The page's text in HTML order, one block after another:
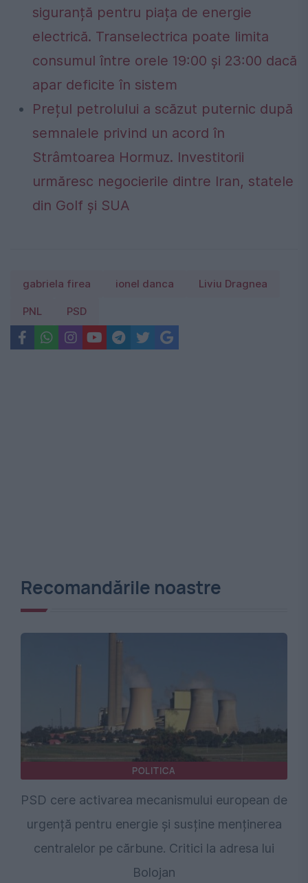
siguranță pentru piața de energie
electrică. Transelectrica poate limita
consumul între orele 19:00 și 23:00 dacă
apar deficite în sistem
Prețul petrolului a scăzut puternic după
semnalele privind un acord în
Strâmtoarea Hormuz. Investitorii
urmăresc negocierile dintre Iran, statele
din Golf și SUA
gabriela firea ionel danca Liviu Dragnea
PNL PSD
Recomandările noastre
POLITICA
PSD cere activarea mecanismului european de
urgență pentru energie și susține menținerea
centralelor pe cărbune. Critici la adresa lui
Bolojan